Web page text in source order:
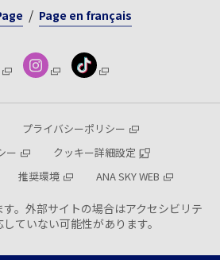
Page en français
プライバシーポリシー
ー
クッキー詳細設定
推奨環境 ANA SKY WEB
。外部サイトの場合はアクセシビリテ
ていない可能性があります。